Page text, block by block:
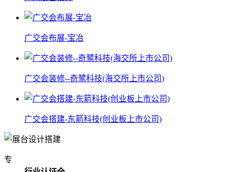
广交会布展-宝冶
广交会装修--奇鹭科技(海交所上市公司)
广交会搭建-东箭科技(创业板上市公司)
专